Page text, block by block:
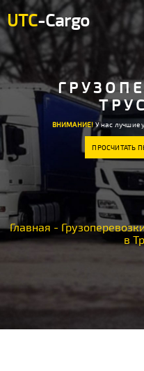
UTC-Cargo
ВНИМАНИЕ!У нас лучшие
ПРОСЧИТАТЬ
Главная -
в